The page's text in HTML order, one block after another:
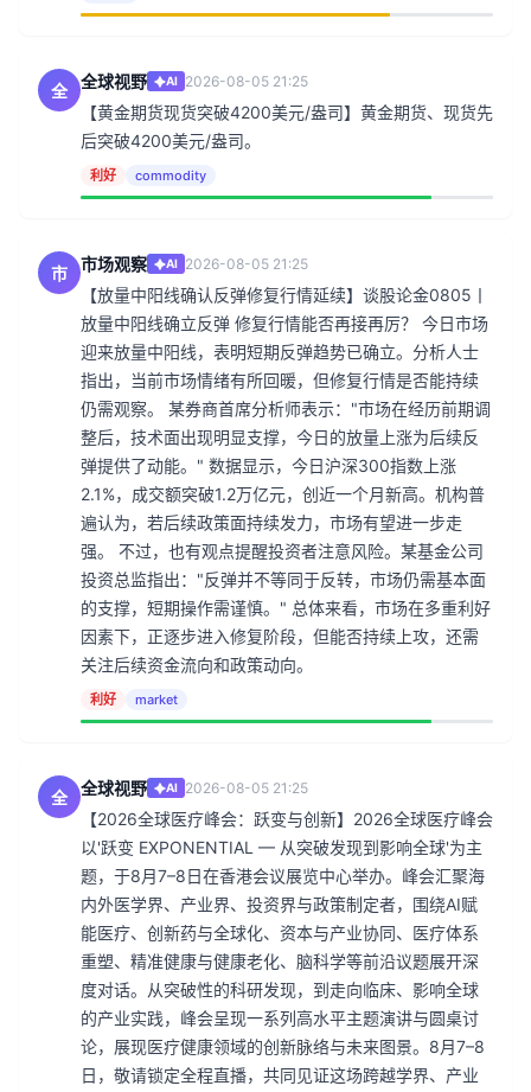
全 全球视野 AI 2026-08-05 21:25
【黄金期货现货突破4200美元/盎司】黄金期货、现货先
后突破4200美元/盎司。
利好 commodity
市 市场观察 AI 2026-08-05 21:25
【放量中阳线确认反弹修复行情延续】谈股论金0805丨
放量中阳线确立反弹 修复行情能否再接再厉？ 今日市场
迎来放量中阳线，表明短期反弹趋势已确立。分析人士
指出，当前市场情绪有所回暖，但修复行情是否能持续
仍需观察。 某券商首席分析师表示："市场在经历前期调
整后，技术面出现明显支撑，今日的放量上涨为后续反
弹提供了动能。" 数据显示，今日沪深300指数上涨
2.1%，成交额突破1.2万亿元，创近一个月新高。机构普
遍认为，若后续政策面持续发力，市场有望进一步走
强。 不过，也有观点提醒投资者注意风险。某基金公司
投资总监指出："反弹并不等同于反转，市场仍需基本面
的支撑，短期操作需谨慎。" 总体来看，市场在多重利好
因素下，正逐步进入修复阶段，但能否持续上攻，还需
关注后续资金流向和政策动向。
利好 market
全 全球视野 AI 2026-08-05 21:25
【2026全球医疗峰会：跃变与创新】2026全球医疗峰会
以'跃变 EXPONENTIAL — 从突破发现到影响全球'为主
题，于8月7–8日在香港会议展览中心举办。峰会汇聚海
内外医学界、产业界、投资界与政策制定者，围绕AI赋
能医疗、创新药与全球化、资本与产业协同、医疗体系
重塑、精准健康与健康老化、脑科学等前沿议题展开深
度对话。从突破性的科研发现，到走向临床、影响全球
的产业实践，峰会呈现一系列高水平主题演讲与圆桌讨
论，展现医疗健康领域的创新脉络与未来图景。8月7–8
日，敬请锁定全程直播，共同见证这场跨越学界、产业